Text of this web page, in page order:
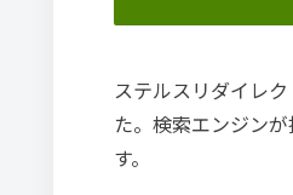
ステルスリダイレ
た。検索エンジン
す。